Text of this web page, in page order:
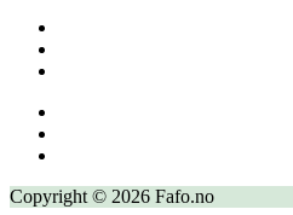
Copyright © 2026 Fafo.no